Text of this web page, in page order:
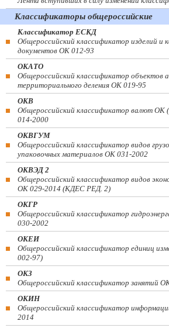
Классификаторы общероссийские
Классификатор ЕСКД
Общероссийский классификатор изделий и
документов ОК 012-93
ОКАТО
Общероссийский классификатор объектов
территориального деления ОК 019-95
ОКВ
Общероссийский классификатор валют
014-2000
ОКВГУМ
Общероссийский классификатор видов
упаковочных материалов ОК 031-2002
ОКВЭД 2
Общероссийский классификатор видов
ОК 029-2014 (КДЕС РЕД. 2)
ОКГР
Общероссийский классификатор
030-2002
ОКЕИ
Общероссийский классификатор единиц
002-97)
ОКЗ
Общероссийский классификатор занятий
ОКИН
Общероссийский классификатор
2014